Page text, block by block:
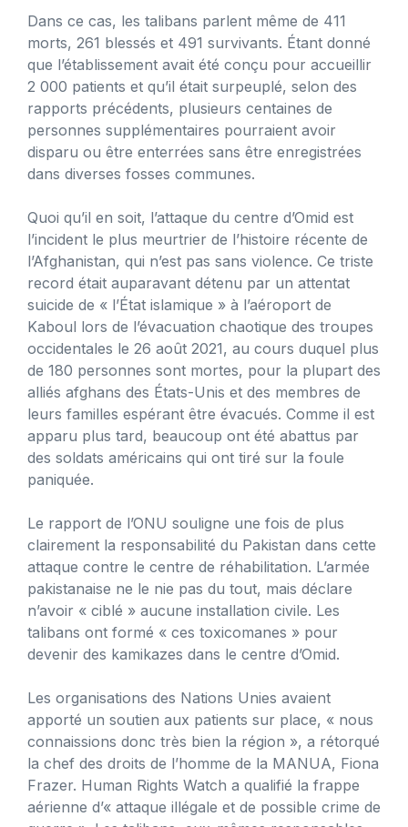
Dans ce cas, les talibans parlent même de 411
morts, 261 blessés et 491 survivants. Étant donné
que l’établissement avait été conçu pour accueillir
2 000 patients et qu’il était surpeuplé, selon des
rapports précédents, plusieurs centaines de
personnes supplémentaires pourraient avoir
disparu ou être enterrées sans être enregistrées
dans diverses fosses communes.
Quoi qu’il en soit, l’attaque du centre d’Omid est
l’incident le plus meurtrier de l’histoire récente de
l’Afghanistan, qui n’est pas sans violence. Ce triste
record était auparavant détenu par un attentat
suicide de « l’État islamique » à l’aéroport de
Kaboul lors de l’évacuation chaotique des troupes
occidentales le 26 août 2021, au cours duquel plus
de 180 personnes sont mortes, pour la plupart des
alliés afghans des États-Unis et des membres de
leurs familles espérant être évacués. Comme il est
apparu plus tard, beaucoup ont été abattus par
des soldats américains qui ont tiré sur la foule
paniquée.
Le rapport de l’ONU souligne une fois de plus
clairement la responsabilité du Pakistan dans cette
attaque contre le centre de réhabilitation. L’armée
pakistanaise ne le nie pas du tout, mais déclare
n’avoir « ciblé » aucune installation civile. Les
talibans ont formé « ces toxicomanes » pour
devenir des kamikazes dans le centre d’Omid.
Les organisations des Nations Unies avaient
apporté un soutien aux patients sur place, « nous
connaissions donc très bien la région », a rétorqué
la chef des droits de l’homme de la MANUA, Fiona
Frazer. Human Rights Watch a qualifié la frappe
aérienne d’« attaque illégale et de possible crime de